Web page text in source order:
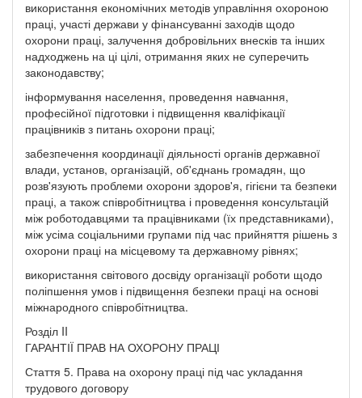
використання економічних методів управління охороною
праці, участі держави у фінансуванні заходів щодо
охорони праці, залучення добровільних внесків та інших
надходжень на ці цілі, отримання яких не суперечить
законодавству;
інформування населення, проведення навчання,
професійної підготовки і підвищення кваліфікації
працівників з питань охорони праці;
забезпечення координації діяльності органів державної
влади, установ, організацій, об'єднань громадян, що
розв'язують проблеми охорони здоров'я, гігієни та безпеки
праці, а також співробітництва і проведення консультацій
між роботодавцями та працівниками (їх представниками),
між усіма соціальними групами під час прийняття рішень з
охорони праці на місцевому та державному рівнях;
використання світового досвіду організації роботи щодо
поліпшення умов і підвищення безпеки праці на основі
міжнародного співробітництва.
Розділ II
ГАРАНТІЇ ПРАВ НА ОХОРОНУ ПРАЦІ
Стаття 5. Права на охорону праці під час укладання
трудового договору